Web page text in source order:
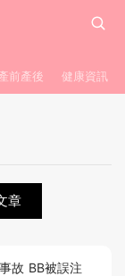
前產後 健康資訊
章
誤注